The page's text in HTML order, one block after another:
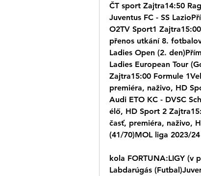
ČT sport Zajtra14:50
Juventus FC - SS
O2TV Sport1
přenos utkání 8.
Ladies Open (2.
Ladies European Tour
Zajtra15:00 Formule
premiéra, naživo, HD
Audi ETO KC - DVSC
élő, HD Sport 2
časť, premiéra, naživo,
(41/70)MOL liga 2023/
kola FORTUNA:LIGY (v
Labdarúgás